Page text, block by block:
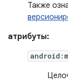
Также
атрибуты: